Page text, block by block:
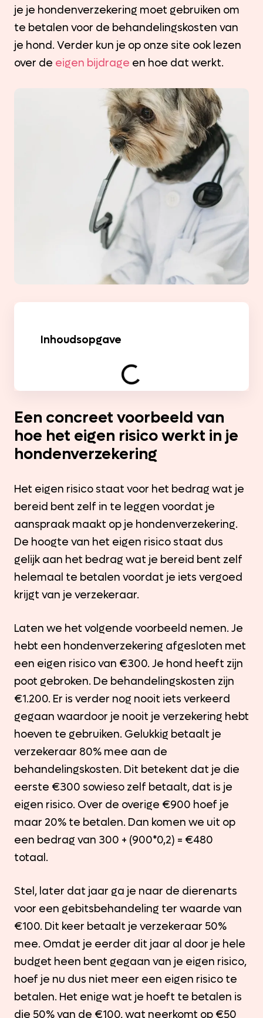
je je hondenverzekering moet gebruiken om
te betalen voor de behandelingskosten van
je hond. Verder kun je op onze site ook lezen
over de eigen bijdrage en hoe dat werkt.
Inhoudsopgave
Een concreet voorbeeld van
hoe het eigen risico werkt in je
hondenverzekering
Het eigen risico staat voor het bedrag wat je
bereid bent zelf in te leggen voordat je
aanspraak maakt op je hondenverzekering.
De hoogte van het eigen risico staat dus
gelijk aan het bedrag wat je bereid bent zelf
helemaal te betalen voordat je iets vergoed
krijgt van je verzekeraar.
Laten we het volgende voorbeeld nemen. Je
hebt een hondenverzekering afgesloten met
een eigen risico van €300. Je hond heeft zijn
poot gebroken. De behandelingskosten zijn
€1.200. Er is verder nog nooit iets verkeerd
gegaan waardoor je nooit je verzekering hebt
hoeven te gebruiken. Gelukkig betaalt je
verzekeraar 80% mee aan de
behandelingskosten. Dit betekent dat je die
eerste €300 sowieso zelf betaalt, dat is je
eigen risico. Over de overige €900 hoef je
maar 20% te betalen. Dan komen we uit op
een bedrag van 300 + (900*0,2) = €480
totaal.
Stel, later dat jaar ga je naar de dierenarts
voor een gebitsbehandeling ter waarde van
€100. Dit keer betaalt je verzekeraar 50%
mee. Omdat je eerder dit jaar al door je hele
budget heen bent gegaan van je eigen risico,
hoef je nu dus niet meer een eigen risico te
betalen. Het enige wat je hoeft te betalen is
die 50% van de €100, wat neerkomt op €50